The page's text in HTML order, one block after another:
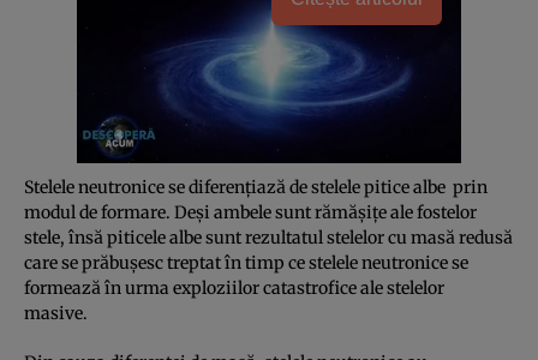
Stelele neutronice se diferenţiază de stelele pitice albe prin
modul de formare. Deşi ambele sunt rămăşiţe ale fostelor
stele, însă piticele albe sunt rezultatul stelelor cu masă redusă
care se prăbuşesc treptat în timp ce stelele neutronice se
formează în urma exploziilor catastrofice ale stelelor
masive.